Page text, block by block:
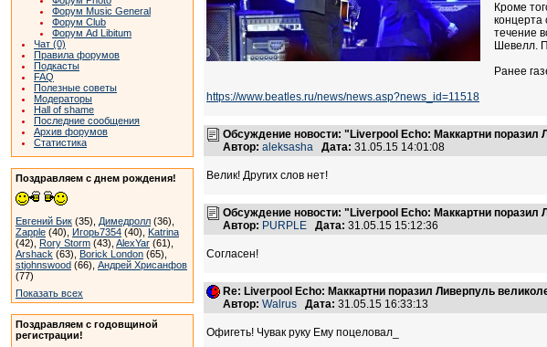
Форум Music General
Форум Club
Форум Ad Libitum
Чат (0)
Правила форумов
Подкасты
FAQ
Полезные советы
Модераторы
Hall of shame
Последние сообщения
Архив форумов
Статистика
Поздравляем с днем рождения!
Евгений Бик (35), Димедролл (36),
Zapple (40), Игорь7354 (40), Katrina
(42), Rory Storm (43), AlexYar (61),
Arshack (63), Borick London (65),
stjohnswood (66), Андрей Хрисанфов
(77)
Показать всех
Поздравляем с годовщиной
регистрации!
Кроме
концерта
течение
Шевелл.
Ранее
https://www.beatles.ru/news/news.asp?news_id=11518
Обсуждение новости: "Liverpool Echo: Маккартни
Автор: aleksasha Дата: 31.05.15 14:01:08
Велик! Других слов нет!
Обсуждение новости: "Liverpool Echo: Маккартни
Автор: PURPLE Дата: 31.05.15 15:12:36
Согласен!
Re: Liverpool Echo: Маккартни поразил Ливерпуль
Автор: Walrus Дата: 31.05.15 16:33:13
Офигеть! Чувак руку Ему поцеловал_